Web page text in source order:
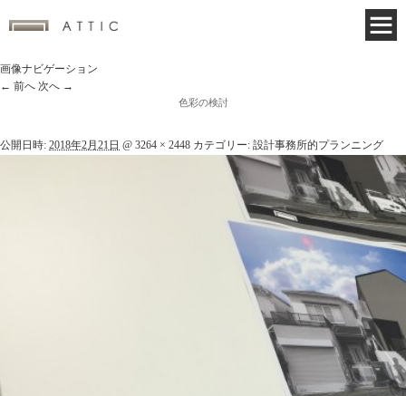
画像ナビゲーション
← 前へ 次へ →
色彩の検討
公開日時: 2018年2月21日 @ 3264 × 2448 カテゴリー: 設計事務所的プランニング